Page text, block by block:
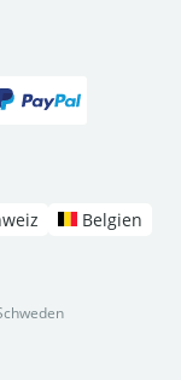
Belgien